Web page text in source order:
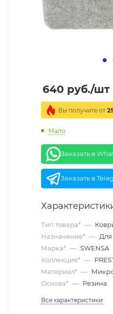
640 руб./шт
Вы получите от
Мало
Заказать в
Заказать в
Тип товара* —
Назначение* —
Марка* — SWENSA
Коллекция* —
Материал* —
Основа* — Резина
Все характеристики